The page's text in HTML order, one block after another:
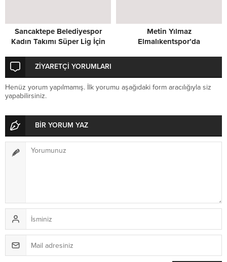
Sancaktepe Belediyespor
Kadın Takımı Süper Lig İçin
Metin Yılmaz
Elmalıkentspor’da
ZİYARETÇİ YORUMLARI
Henüz yorum yapılmamış. İlk yorumu aşağıdaki form aracılığıyla siz
yapabilirsiniz.
BİR YORUM YAZ